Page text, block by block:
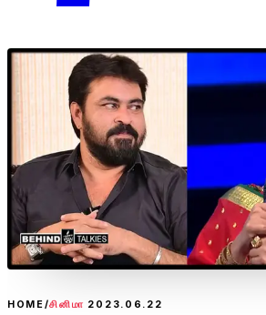
HOME/சினிமா 2023.06.22